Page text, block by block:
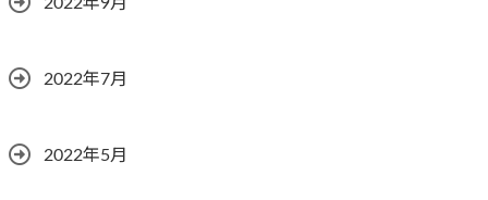
2022年7月
2022年5月